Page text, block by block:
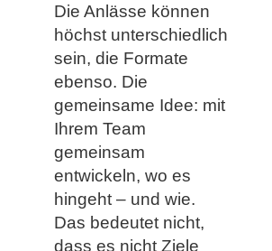
Die Anlässe können
höchst unterschiedlich
sein, die Formate
ebenso. Die
gemeinsame Idee: mit
Ihrem Team
gemeinsam
entwickeln, wo es
hingeht – und wie.
Das bedeutet nicht,
dass es nicht Ziele